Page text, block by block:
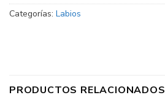
Categorías: Labios
PRODUCTOS RELACIONADOS